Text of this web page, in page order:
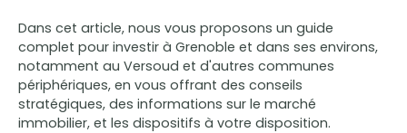
Dans cet article, nous vous proposons un guide
complet pour investir à Grenoble et dans ses environs,
notamment au Versoud et d'autres communes
périphériques, en vous offrant des conseils
stratégiques, des informations sur le marché
immobilier, et les dispositifs à votre disposition.